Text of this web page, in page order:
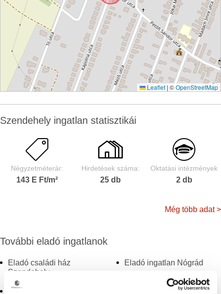
Leaflet | ©OpenStreetMap
Szendehely ingatlan statisztikái
Négyzetméterár:
143 E Ft/m²
Hirdetések száma:
25 db
Oktatási intézmények
2 db
Még több adat >
További eladó ingatlanok
Eladó családi ház
Szendehely
Eladó ház Szendehely
Eladó ingatlan Nógrád
Eladó ingatlan Szirák